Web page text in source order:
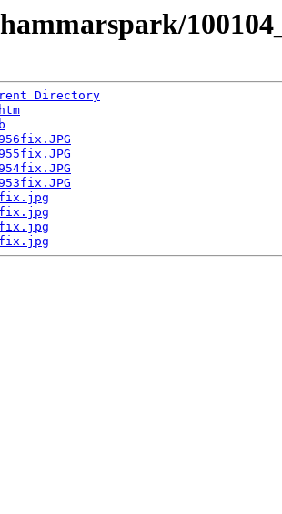
Directory